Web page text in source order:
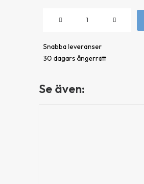
mängd
Snabba leveranser
30 dagars ångerrätt
Se även: